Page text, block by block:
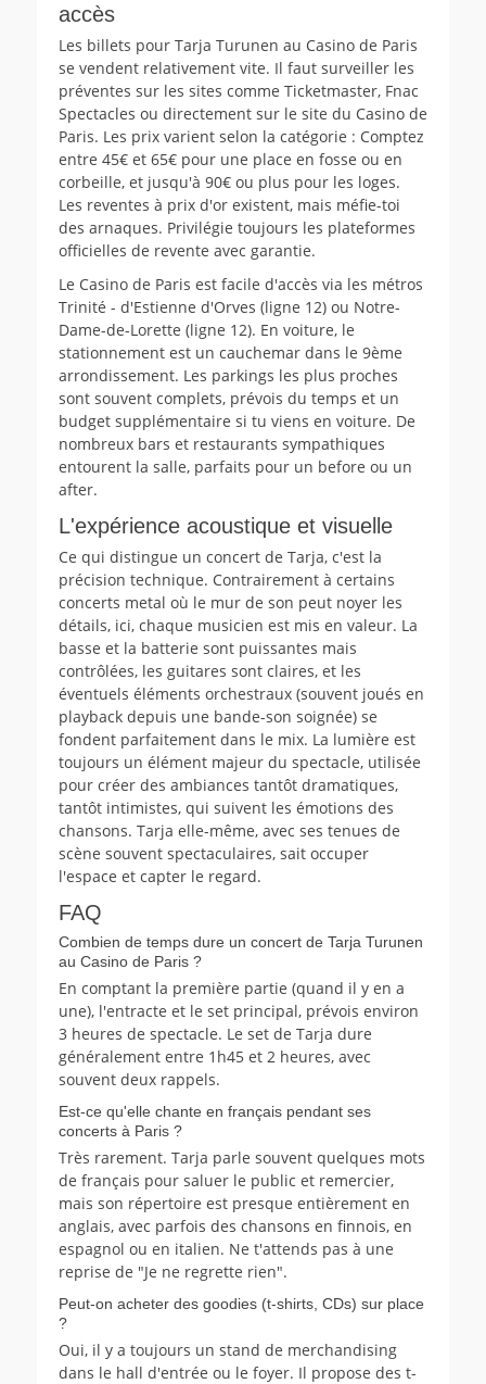
accès
Les billets pour Tarja Turunen au Casino de Paris
se vendent relativement vite. Il faut surveiller les
préventes sur les sites comme Ticketmaster, Fnac
Spectacles ou directement sur le site du Casino de
Paris. Les prix varient selon la catégorie : Comptez
entre 45€ et 65€ pour une place en fosse ou en
corbeille, et jusqu'à 90€ ou plus pour les loges.
Les reventes à prix d'or existent, mais méfie-toi
des arnaques. Privilégie toujours les plateformes
officielles de revente avec garantie.
Le Casino de Paris est facile d'accès via les métros
Trinité - d'Estienne d'Orves (ligne 12) ou Notre-
Dame-de-Lorette (ligne 12). En voiture, le
stationnement est un cauchemar dans le 9ème
arrondissement. Les parkings les plus proches
sont souvent complets, prévois du temps et un
budget supplémentaire si tu viens en voiture. De
nombreux bars et restaurants sympathiques
entourent la salle, parfaits pour un before ou un
after.
L'expérience acoustique et visuelle
Ce qui distingue un concert de Tarja, c'est la
précision technique. Contrairement à certains
concerts metal où le mur de son peut noyer les
détails, ici, chaque musicien est mis en valeur. La
basse et la batterie sont puissantes mais
contrôlées, les guitares sont claires, et les
éventuels éléments orchestraux (souvent joués en
playback depuis une bande-son soignée) se
fondent parfaitement dans le mix. La lumière est
toujours un élément majeur du spectacle, utilisée
pour créer des ambiances tantôt dramatiques,
tantôt intimistes, qui suivent les émotions des
chansons. Tarja elle-même, avec ses tenues de
scène souvent spectaculaires, sait occuper
l'espace et capter le regard.
FAQ
Combien de temps dure un concert de Tarja Turunen
au Casino de Paris ?
En comptant la première partie (quand il y en a
une), l'entracte et le set principal, prévois environ
3 heures de spectacle. Le set de Tarja dure
généralement entre 1h45 et 2 heures, avec
souvent deux rappels.
Est-ce qu'elle chante en français pendant ses
concerts à Paris ?
Très rarement. Tarja parle souvent quelques mots
de français pour saluer le public et remercier,
mais son répertoire est presque entièrement en
anglais, avec parfois des chansons en finnois, en
espagnol ou en italien. Ne t'attends pas à une
reprise de "Je ne regrette rien".
Peut-on acheter des goodies (t-shirts, CDs) sur place
?
Oui, il y a toujours un stand de merchandising
dans le hall d'entrée ou le foyer. Il propose des t-